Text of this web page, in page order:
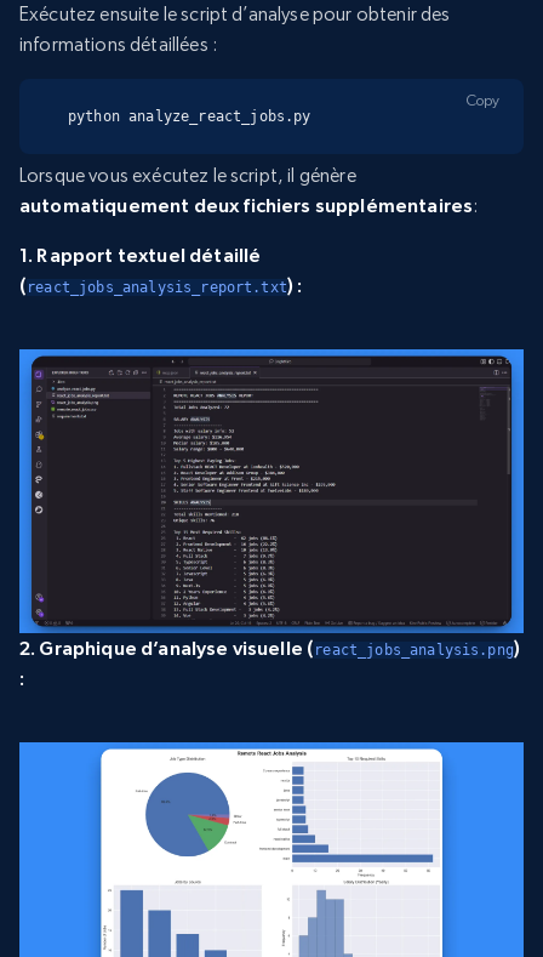
Exécutez ensuite le script d’analyse pour obtenir des
informations détaillées :
python analyze_react_jobs.py
Copy
Lorsque vous exécutez le script, il génère
automatiquement deux fichiers supplémentaires:
1. Rapport textuel détaillé
( react_jobs_analysis_report.txt) :
2. Graphique d’analyse visuelle ( react_jobs_analysis.png)
: